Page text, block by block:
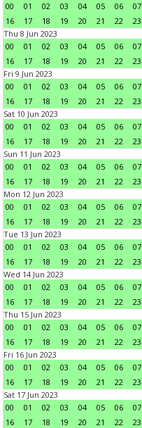
00
01 02 03 04 05 06 07
16
17 18 19 20 21 22
23
Thu 8 Jun 2023
00
01 02 03 04 05 06 07
16
17 18 19 20 21 22
23
Fri 9 Jun 2023
00
01 02 03 04 05 06 07
16
17 18 19 20 21 22
23
Sat 10 Jun 2023
00
01 02 03 04 05 06 07
16
17 18 19 20 21 22
23
Sun 11 Jun 2023
00
01 02 03 04 05 06 07
16
17 18 19 20 21 22
23
Mon 12 Jun 2023
00
01 02 03 04 05 06 07
16
17 18 19 20 21 22
23
Tue 13 Jun 2023
00
01 02 03 04 05 06 07
16
17 18 19 20 21 22
23
Wed 14 Jun 2023
00
01 02 03 04 05 06 07
16
17 18 19 20 21 22
23
Thu 15 Jun 2023
00
01 02 03 04 05 06 07
16
17 18 19 20 21 22
23
Fri 16 Jun 2023
00
01 02 03 04 05 06 07
16
17 18 19 20 21 22
23
Sat 17 Jun 2023
00
01 02 03 04 05 06 07
16
17 18 19 20 21 22
23